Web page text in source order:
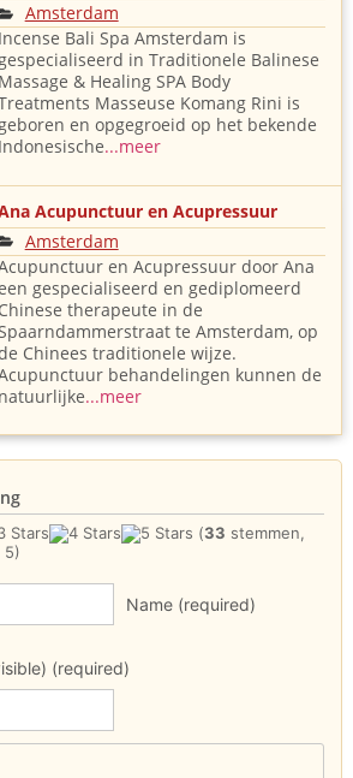
Amsterdam
Incense Bali Spa Amsterdam is
in Traditionele Balinese
Massage & Healing SPA Body
Masseuse Komang Rini is
en opgegroeid op het bekende
Indonesische...meer
Acupunctuur en Acupressuur
Amsterdam
en Acupressuur door Ana
gespecialiseerd en gediplomeerd
Chinese therapeute in de
te Amsterdam, op
Chinees traditionele wijze.
behandelingen kunnen de
natuurlijke...meer
(33 stemmen,
5)
Name (required)
(required)